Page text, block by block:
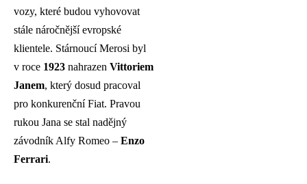
vozy, které budou vyhovovat
stále náročnější evropské
klientele. Stárnoucí Merosi byl
v roce 1923 nahrazen Vittoriem
Janem, který dosud pracoval
pro konkurenční Fiat. Pravou
rukou Jana se stal nadějný
závodník Alfy Romeo – Enzo
Ferrari.